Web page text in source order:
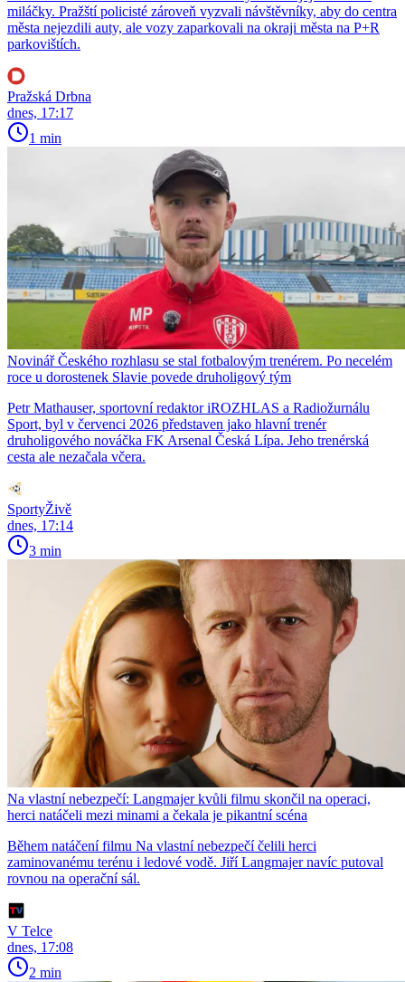
miláčky. Pražští policisté zároveň vyzvali návštěvníky, aby do centra
města nejezdili auty, ale vozy zaparkovali na okraji města na P+R
parkovištích.
Pražská Drbna
dnes, 17:17
1 min
Novinář Českého rozhlasu se stal fotbalovým trenérem. Po necelém
roce u dorostenek Slavie povede druholigový tým
Petr Mathauser, sportovní redaktor iROZHLAS a Radiožurnálu
Sport, byl v červenci 2026 představen jako hlavní trenér
druholigového nováčka FK Arsenal Česká Lípa. Jeho trenérská
cesta ale nezačala včera.
SportyŽivě
dnes, 17:14
3 min
Na vlastní nebezpečí: Langmajer kvůli filmu skončil na operaci,
herci natáčeli mezi minami a čekala je pikantní scéna
Během natáčení filmu Na vlastní nebezpečí čelili herci
zaminovanému terénu i ledové vodě. Jiří Langmajer navíc putoval
rovnou na operační sál.
V Telce
dnes, 17:08
2 min